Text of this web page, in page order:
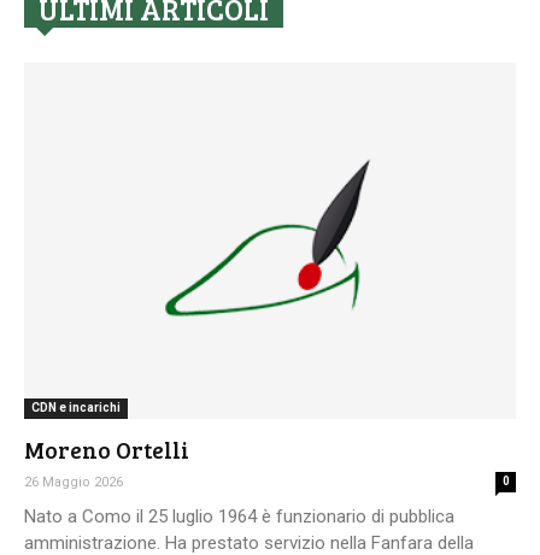
ULTIMI ARTICOLI
CDN e incarichi
Moreno Ortelli
26 Maggio 2026 0
Nato a Como il 25 luglio 1964 è funzionario di pubblica
amministrazione. Ha prestato servizio nella Fanfara della